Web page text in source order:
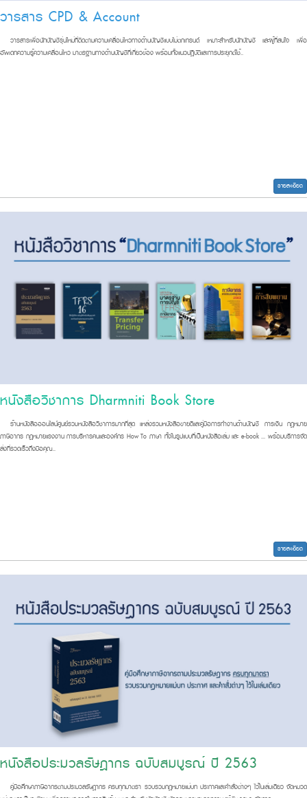
วารสาร CPD & Account
วารสารเพื่อนักบัญชีรุ่นใหม่ที่ติดตามความเคลื่อนไหวทางด้านบัญชีแบบไม่ตกเทรนด์ เหมาะสําหรับนักบัญชี และผู้ที่สนใจ เพื่อ
อัพเดทความรู้ความเคลื่อนไหว มาตรฐานทางด้านบัญชีที่เกี่ยวข้อง พร้อมทั้งแนวปฏิบัติและการประยุกต์ใช้..
รายละเอียด
หนังสือวิชาการ Dharmniti Book Store
ร้านหนังสือออนไลน์ศูนย์รวมหนังสือวิชาการมากที่สุด แหล่งรวมหนังสือขายดีและคู่มือการทำงานด้านบัญชี การเงิน กฎหมาย
ภาษีอากร กฎหมายแรงงาน การบริหารคนและองค์กร How To ภาษา ทั้งในรูปแบบที่เป็นหนังสือเล่ม และ e-book ... พร้อมบริการจัด
ส่งที่รวดเร็วถึงมือคุณ..
รายละเอียด
หนังสือประมวลรัษฎากร ฉบับสมบูรณ์ ปี 2563
คู่มือศึกษาภาษีอากรตามประมวลรัษฎากร ครบทุกมาตรา รวบรวมกฎหมายแม่บท ประกาศและคำสั่งต่างๆ ไว้ในเล่มเดียว จัดหมวด